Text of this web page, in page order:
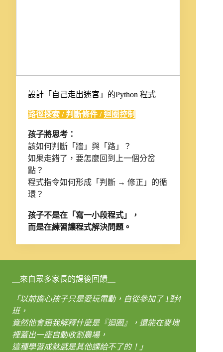
設計「自己走出迷宮」的Python 程式
路徑探索 / 判斷條件 / 迴圈控制
孩子將思考：
該如何判斷「牆」與「路」？
如果走錯了，要怎麼回到上一個分岔
點？
程式指令如何形成「判斷 → 修正」的循
環？
孩子不是在「寫一小段程式」，
而是在練習讓程式解決問題。
＿來自眾多家長的課後回饋＿
「以前擔心孩子只是愛玩電動，自從參加了 1對4
班，
竟然他會跟我解釋什麼是『迴圈』，還能在麥塊
裡蓋出一座自動收割農場，
這種學習成就感是其他課給不了的！」